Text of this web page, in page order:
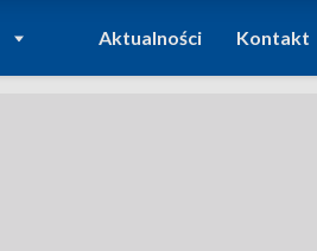
DO
Aktualności Kontakt